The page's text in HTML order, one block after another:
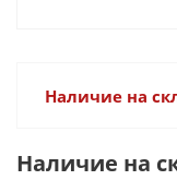
Наличие на
Наличие на